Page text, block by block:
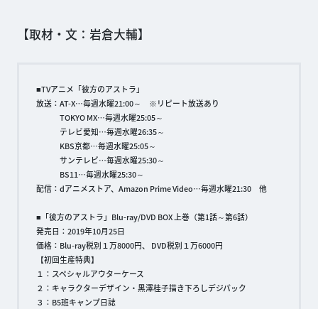
【取材・文：岩倉大輔】
■TVアニメ「彼方のアストラ」
放送：AT-X…毎週水曜21:00～ ※リピート放送あり
TOKYO MX…毎週水曜25:05～
テレビ愛知…毎週水曜26:35～
KBS京都…毎週水曜25:05～
サンテレビ…毎週水曜25:30～
BS11…毎週水曜25:30～
配信：dアニメストア、Amazon Prime Video…毎週水曜21:30 他
■「彼方のアストラ」Blu-ray/DVD BOX 上巻（第1話～第6話）
発売日：2019年10月25日
価格：Blu-ray税別１万8000円、 DVD税別１万6000円
【初回生産特典】
１：スペシャルアウターケース
２：キャラクターデザイン・黒澤桂子描き下ろしデジパック
３：B5班キャンプ日誌